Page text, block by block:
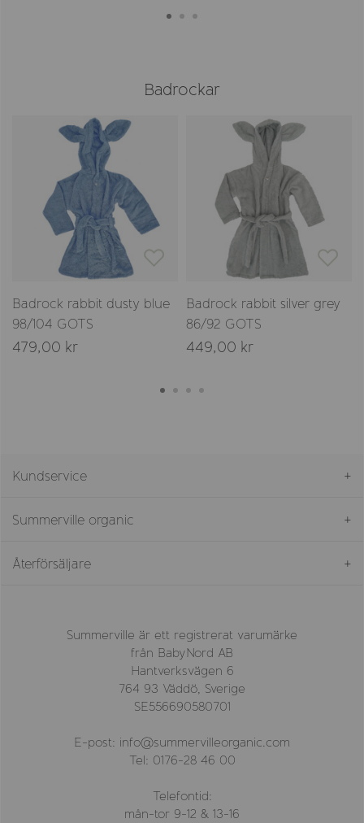
Badrockar
Badrock rabbit dusty blue
98/104 GOTS
479,00 kr
Badrock rabbit silver grey
86/92 GOTS
449,00 kr
Kundservice
Summerville organic
Återförsäljare
Summerville är ett registrerat varumärke
från BabyNord AB
Hantverksvägen 6
764 93 Väddö, Sverige
SE556690580701
E-post: info@summervilleorganic.com
Tel: 0176-28 46 00
Telefontid:
mån-tor 9-12 & 13-16